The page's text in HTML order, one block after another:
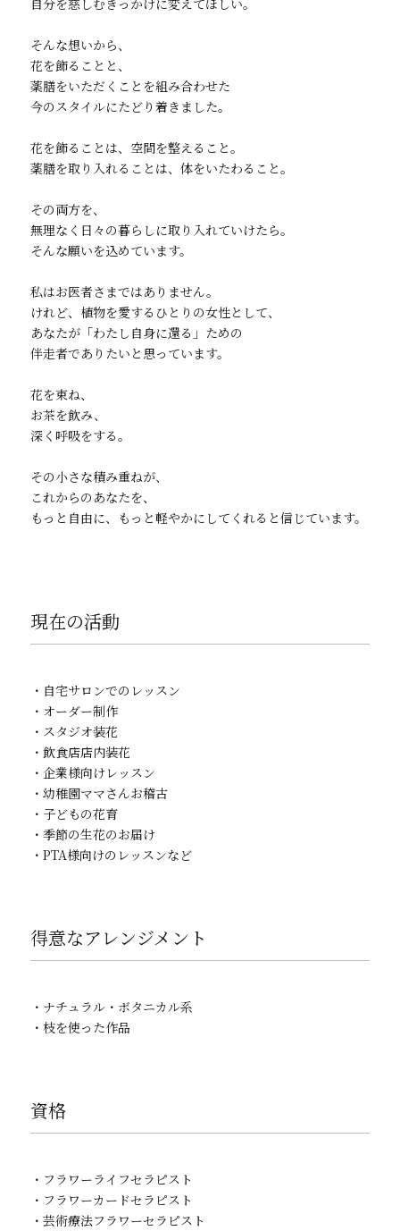
自分を慈しむきっかけに変えてほしい。
そんな想いから、
花を飾ることと、
薬膳をいただくことを組み合わせた
今のスタイルにたどり着きました。
花を飾ることは、空間を整えること。
薬膳を取り入れることは、体をいたわること。
その両方を、
無理なく日々の暮らしに取り入れていけたら。
そんな願いを込めています。
私はお医者さまではありません。
けれど、植物を愛するひとりの女性として、
あなたが「わたし自身に還る」ための
伴走者でありたいと思っています。
花を束ね、
お茶を飲み、
深く呼吸をする。
その小さな積み重ねが、
これからのあなたを、
もっと自由に、もっと軽やかにしてくれると信じています。
現在の活動
・自宅サロンでのレッスン
・オーダー制作
・スタジオ装花
・飲食店店内装花
・企業様向けレッスン
・幼稚園ママさんお稽古
​・子どもの花育
​​・季節の生花のお届け
・PTA様向けのレッスンなど
得意なアレンジメント
・ナチュラル・ボタニカル系
・枝を使った作品
資格
・フラワーライフセラピスト
・フラワーカードセラピスト
・芸術療法フラワーセラピスト